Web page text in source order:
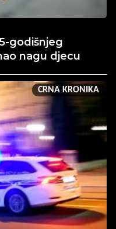
godišnjeg
nagu djecu
CRNA KRONIKA